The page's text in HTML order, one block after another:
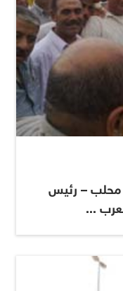
محلب – رئيس
...